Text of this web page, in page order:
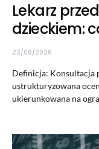
Lekarz
dzieckiem:
23/06/2026
Definicja: Konsultacja
ustrukturyzowana
ukierunkowana na